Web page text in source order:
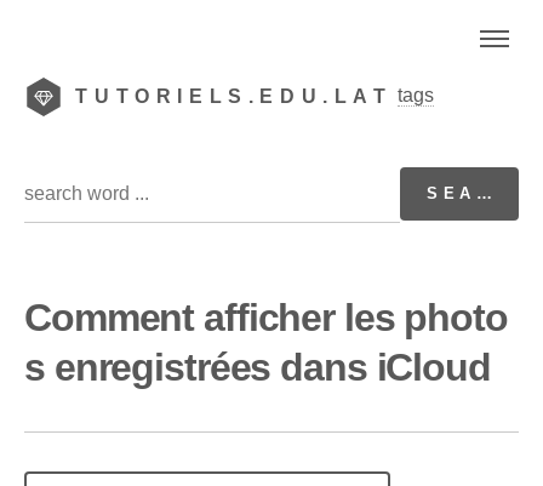
TUTORIELS.EDU.LAT tags
Comment afficher les photo
s enregistrées dans iCloud